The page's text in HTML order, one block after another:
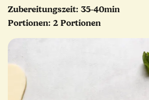
Zubereitungszeit: 35-40min
Portionen: 2 Portionen